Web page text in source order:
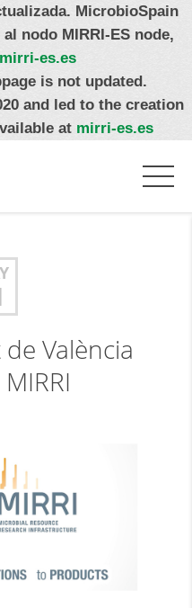
MicrobioSpain
nodo MIRRI-ES node,
mirri-es.es
is not updated.
and led to the creation
at mirri-es.es
València